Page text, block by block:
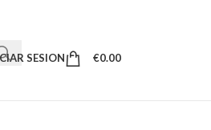
SESION €0.00